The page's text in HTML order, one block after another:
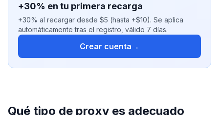
+30% en tu primera recarga
+30% al recargar desde $5 (hasta +$10). Se aplica
automáticamente tras el registro, válido 7 días.
Crear cuenta →
Qué tipo de proxy es adecuado